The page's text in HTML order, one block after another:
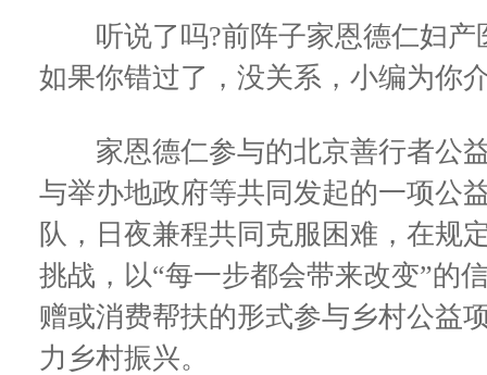
听说了吗?前阵子家恩德仁妇产
如果你错过了，没关系，小编为你
家恩德仁参与的北京善行者公益
与举办地政府等共同发起的一项公
队，日夜兼程共同克服困难，在规
挑战，以“每一步都会带来改变”的
赠或消费帮扶的形式参与乡村公益
力乡村振兴。